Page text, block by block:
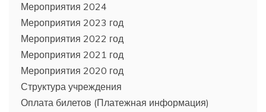
Мероприятия 2024
Мероприятия 2023 год
Мероприятия 2022 год
Мероприятия 2021 год
Мероприятия 2020 год
Структура учреждения
Оплата билетов (Платежная информация)